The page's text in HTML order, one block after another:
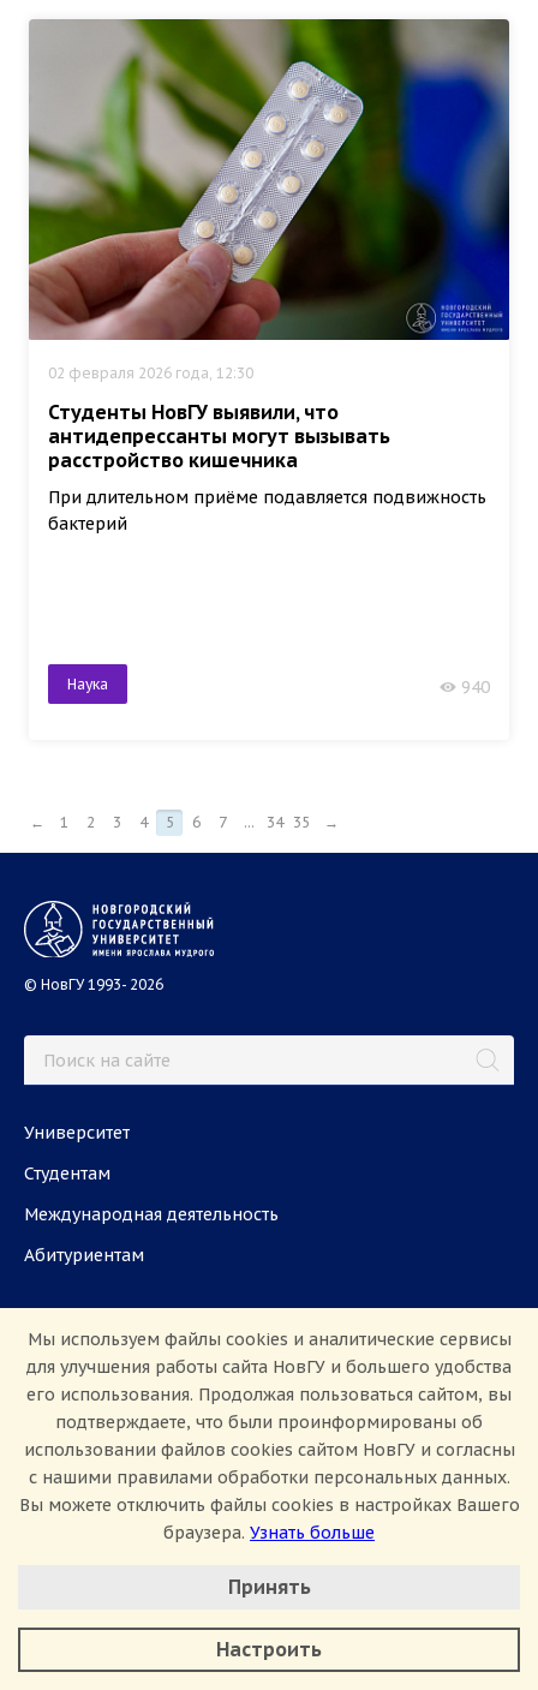
02 февраля 2026 года, 12:30
Студенты НовГУ выявили, что
антидепрессанты могут вызывать
расстройство кишечника
При длительном приёме подавляется подвижность
бактерий
Наука 940
← 1 2 3 4 5 6 7 ... 34 35 →
© НовГУ 1993- 2026
Университет
Студентам
Международная деятельность
Абитуриентам
Школьникам
Наука
Аспирантам
СМИ
Работа в НовГУ
Партнёрам
Задать вопрос
ул. Большая Санкт-Петербургская, 41, каб.
Приемная комиссия: +7(8162)33-20-44
Мы используем файлы cookies и аналитические сервисы
для улучшения работы сайта НовГУ и большего удобства
его использования. Продолжая пользоваться сайтом, вы
подтверждаете, что были проинформированы об
использовании файлов cookies сайтом НовГУ и согласны
с нашими правилами обработки персональных данных.
Вы можете отключить файлы cookies в настройках Вашего
браузера. Узнать больше
Минимальные
Аналитические/Функциональные
Принять
Настроить